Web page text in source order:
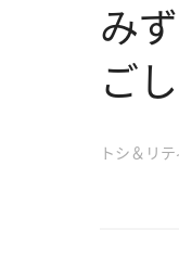
み
ごし
トシ＆リテ